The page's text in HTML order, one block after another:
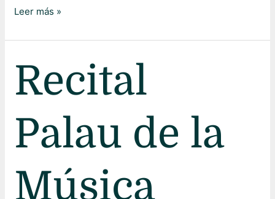
Leer más »
Recital
Palau de la
Música
Palau
de
Música
Valencia